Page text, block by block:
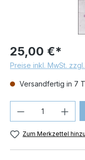
25,00 €*
Preise inkl. MwSt.
Versandfertig in 7
Produkt
Zum Merkzettel